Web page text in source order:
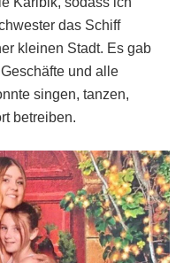
das Schiff
kleinen Stadt. Es gab
und alle
singen, tanzen,
betreiben.